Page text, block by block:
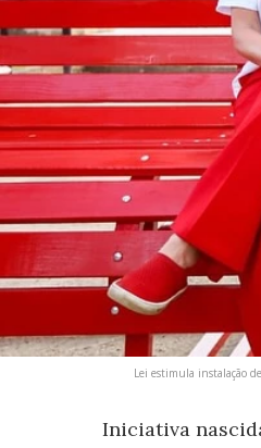
Lei estimula instalação
Iniciativa